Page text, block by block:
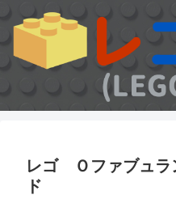
レゴ Ｏファブュ
ド